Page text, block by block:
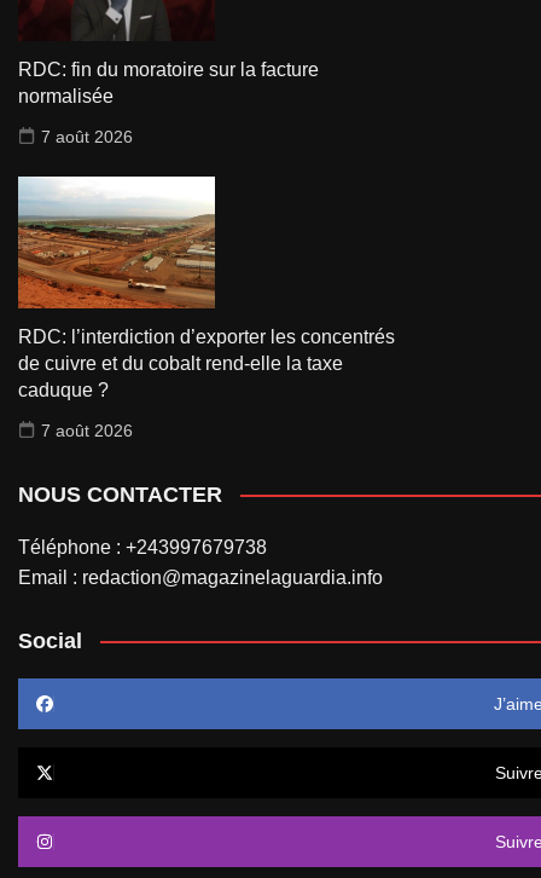
RDC: fin du moratoire sur la facture
normalisée
7 août 2026
RDC: l’interdiction d’exporter les concentrés
de cuivre et du cobalt rend-elle la taxe
caduque ?
7 août 2026
NOUS CONTACTER
Téléphone : +243997679738
Email : redaction@magazinelaguardia.info
Social